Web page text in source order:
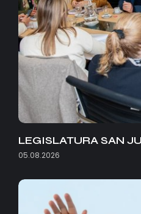
LEGISLATURA SAN
05.08.2026